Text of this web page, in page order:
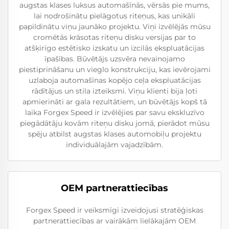
augstas klases luksus automašīnās, vērsās pie mums,
lai nodrošinātu pielāgotus riteņus, kas unikāli
papildinātu viņu jaunāko projektu. Viņi izvēlējās mūsu
cromētās krāsotas riteņu disku versijas par to
atšķirīgo estētisko izskatu un izcilās ekspluatācijas
īpašības. Būvētājs uzsvēra nevainojamo
piestiprināšanu un vieglo konstrukciju, kas ievērojami
uzlaboja automašīnas kopējo ceļa ekspluatācijas
rādītājus un stila izteiksmi. Viņu klienti bija ļoti
apmierināti ar gala rezultātiem, un būvētājs kopš tā
laika Forgex Speed ir izvēlējies par savu ekskluzīvo
piegādātāju kovām riteņu disku jomā, pierādot mūsu
spēju atbilst augstas klases automobiļu projektu
individuālajām vajadzībām.
OEM partnerattiecības
Forgex Speed ir veiksmīgi izveidojusi stratēģiskas
partnerattiecības ar vairākām lielākajām OEM